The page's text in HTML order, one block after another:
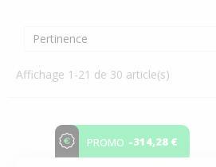
Pertinence
Affichage 1-21 de 30 article(s)
PROMO -314,28 €